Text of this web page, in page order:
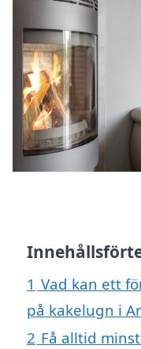
1 Vad kan ett
på kakelugn i
2 Få alltid